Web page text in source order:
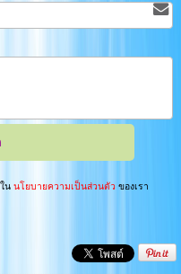
นนโยบายความเป็นส่วนตัว ของเรา